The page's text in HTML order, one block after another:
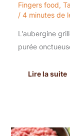
Fingers food,
/ 4 minutes de
L’aubergine
purée
Lire la suite